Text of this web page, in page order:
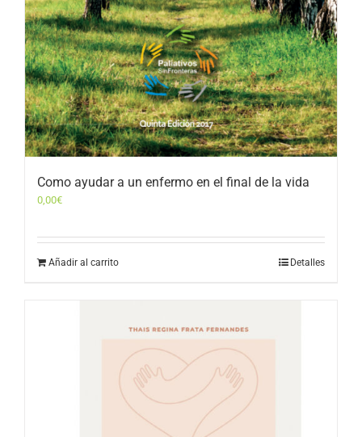
Como ayudar a un enfermo en el final de la vida
0,00€
Añadir al carrito Detalles